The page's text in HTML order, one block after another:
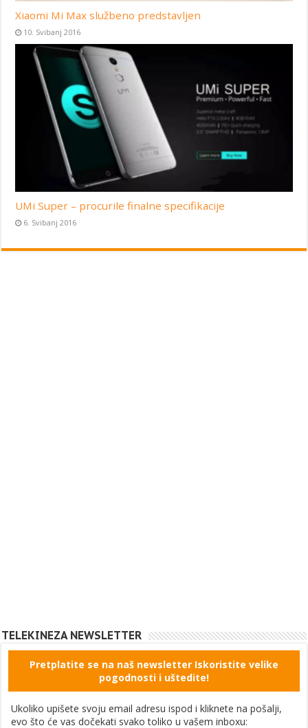
Xiaomi Mi Max službeno predstavljen
10. Svibanj 2016
UMi Super – procurile finalne specifikacije
6. Svibanj 2016
TELEKINEZA NEWSLETTER
Pretplatite se na naš newsletter Iskoristite velike
pogodnosti i uštedite!
Ukoliko upišete svoju email adresu ispod i kliknete na pošalji,
evo što će vas dočekati svako toliko u vašem inboxu: